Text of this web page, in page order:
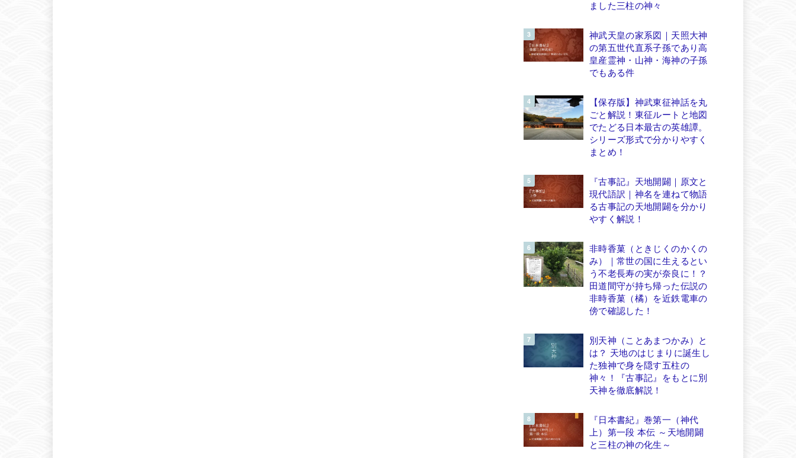
ました三柱の神々
神武天皇の家系図｜天照大神
の第五世代直系子孫であり高
皇産霊神・山神・海神の子孫
でもある件
【保存版】神武東征神話を丸
ごと解説！東征ルートと地図
でたどる日本最古の英雄譚。
シリーズ形式で分かりやすく
まとめ！
『古事記』天地開闢｜原文と
現代語訳｜神名を連ねて物語
る古事記の天地開闢を分かり
やすく解説！
非時香菓（ときじくのかくの
み）｜常世の国に生えるとい
う不老長寿の実が奈良に！？
田道間守が持ち帰った伝説の
非時香菓（橘）を近鉄電車の
傍で確認した！
別天神（ことあまつかみ）と
は？ 天地のはじまりに誕生し
た独神で身を隠す五柱の
神々！『古事記』をもとに別
天神を徹底解説！
『日本書紀』巻第一（神代
上）第一段 本伝 ～天地開闢
と三柱の神の化生～